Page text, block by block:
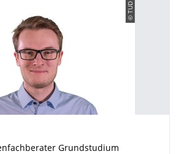
© TUD
Grundstudium